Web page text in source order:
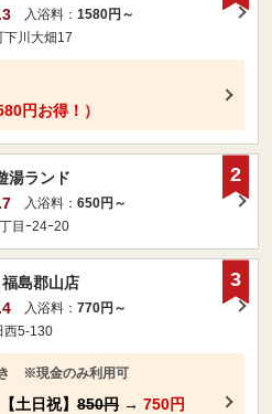
入浴料： 1580円～
下川大畑17
円お得！）
湯ランド
入浴料： 650円～
目ｰ24ｰ20
2
島郡山店
入浴料： 770円～
西5-130
※現金のみ利用可
土日祝】 850円 → 750円
3